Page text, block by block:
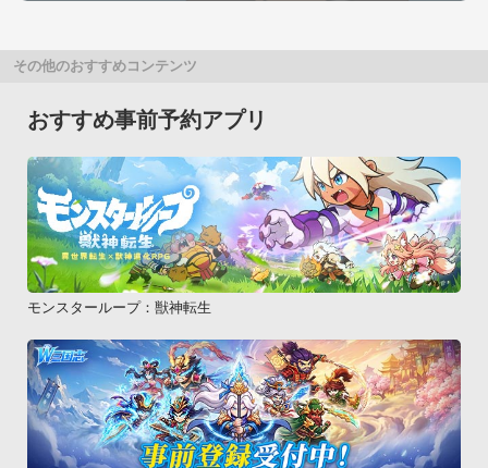
その他のおすすめコンテンツ
おすすめ事前予約アプリ
モンスターループ：獣神転生